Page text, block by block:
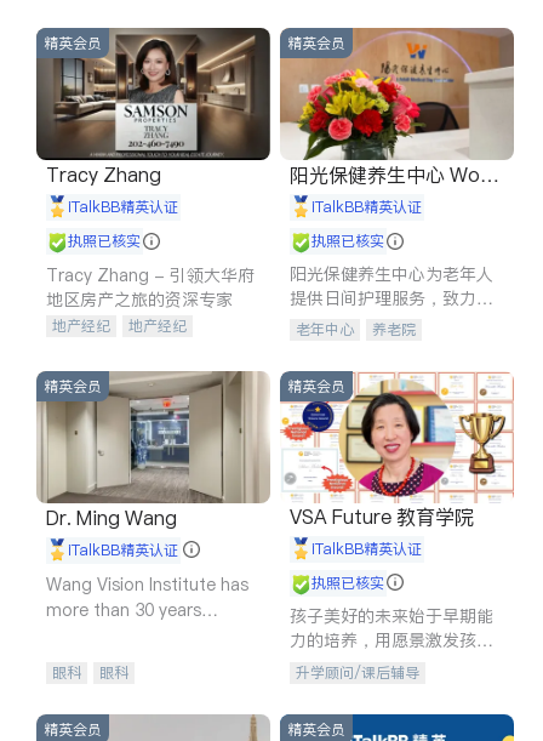
精英会员
Tracy Zhang
iTalkBB精英认证
执照已核实
Tracy Zhang - 引领大华府
地区房产之旅的资深专家
地产经纪
地产经纪
商铺租售
开发商建商
精英会员
阳光保健养生中心 World
shine
iTalkBB精英认证
执照已核实
阳光保健养生中心为老年人
提供日间护理服务，致力于
通过持续的护理创新来有效
老年中心 养老院
精英会员
Dr. Ming Wang
iTalkBB精英认证
Wang Vision Institute has
more than 30 years
眼科 眼科
精英会员
VSA Future 教育学院
iTalkBB精英认证
执照已核实
孩子美好的未来始于早期能
力的培养，用愿景激发孩子
的学习潜力和动力。理念：
拥有成长型心态是成功的基
石。
升学顾问/课后辅导
精英会员 精英会员